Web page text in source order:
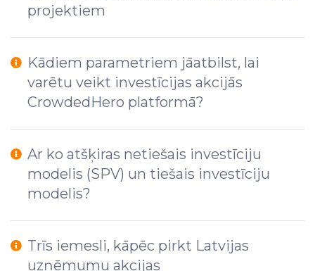
projektiem
Kādiem parametriem jāatbilst, lai
varētu veikt investīcijas akcijās
CrowdedHero platformā?
Ar ko atšķiras netiešais investīciju
modelis (SPV) un tiešais investīciju
modelis?
Trīs iemesli, kāpēc pirkt Latvijas
uzņēmumu akcijas